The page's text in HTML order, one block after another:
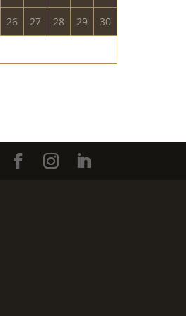
26 27 28 29 30